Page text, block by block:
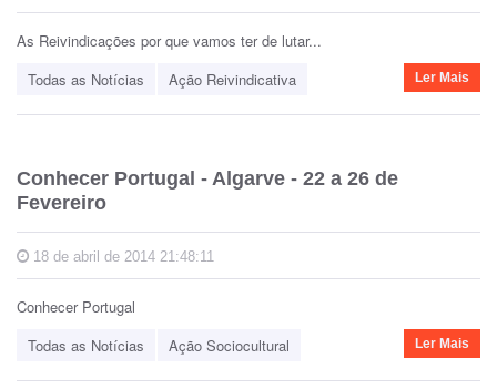
As Reivindicações por que vamos ter de lutar...
Todas as Notícias
Ação Reivindicativa Ler Mais
Conhecer Portugal - Algarve - 22 a 26 de
Fevereiro
18 de abril de 2014 21:48:11
Conhecer Portugal
Todas as Notícias
Ação Sociocultural Ler Mais